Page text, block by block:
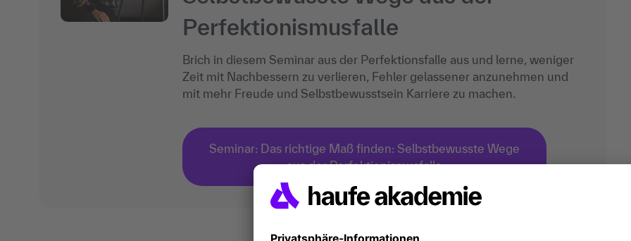
Perfektionismusfalle
Brich in diesem Seminar aus der Perfektionsfalle aus und lerne, weniger
Zeit mit Nachbessern zu verlieren, Fehler gelassener anzunehmen und
mit mehr Freude und Selbstbewusstsein Karriere zu machen.
Seminar: Das richtige Maß finden: Selbstbewusste Wege
aus der Perfektionismusfalle